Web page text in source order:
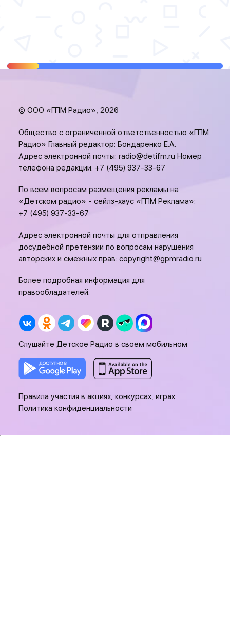
© ООО «ГПМ Радио», 2026
Общество с ограниченной ответственностью «ГПМ
Радио» Главный редактор: Бондаренко Е.А.
Адрес электронной почты: radio@detifm.ru Номер
телефона редакции: +7 (495) 937-33-67
По всем вопросам размещения рекламы на
«Детском радио» - сейлз-хаус «ГПМ Реклама»:
+7 (495) 937-33-67
Адрес электронной почты для отправления
досудебной претензии по вопросам нарушения
авторских и смежных прав: copyright@gpmradio.ru
Более подробная информация для
правообладателей.
Слушайте Детское Радио в своем мобильном
Правила участия в акциях, конкурсах, играх
Политика конфиденциальности